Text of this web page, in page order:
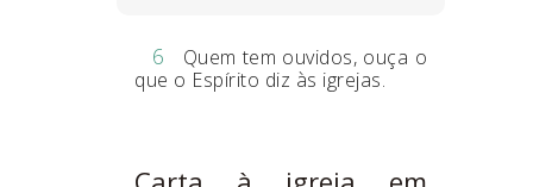
6
Quem tem ouvidos, ouça o
que o Espírito diz às igrejas.